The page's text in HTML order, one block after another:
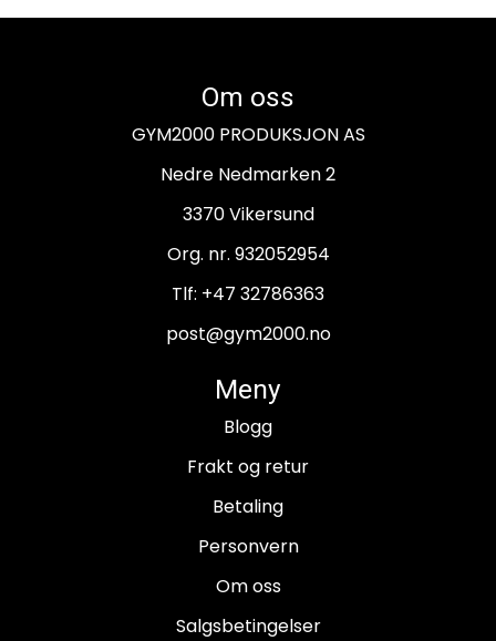
Om oss
GYM2000 PRODUKSJON AS
Nedre Nedmarken 2
3370 Vikersund
Org. nr. 932052954
Tlf: +47 32786363
post@gym2000.no
Meny
Blogg
Frakt og retur
Betaling
Personvern
Om oss
Salgsbetingelser